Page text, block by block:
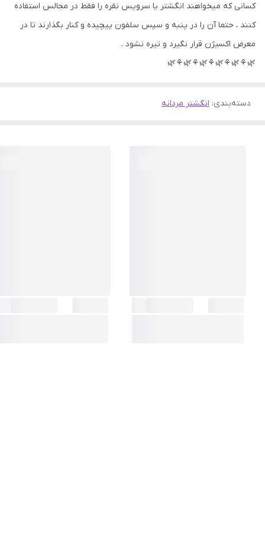
کسانی که میخواهند انگشتر یا سرویس نقره را فقط در مجالس استفاده
کنند ، حتما آن را در پنبه و سپس سلفون پیچیده و کنار بگذارند تا در
معرض اکسیژن قرار نگیرد و تیره نشود .
🌿⚘🌿⚘🌿⚘🌿⚘🌿⚘🌿
دسته‌بندی: انگشتر مردانه